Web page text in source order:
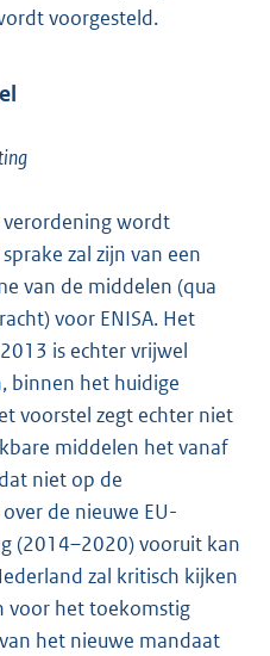
voorgesteld.
wordt
zal zijn van een
van de middelen (qua
voor ENISA. Het
is echter vrijwel
binnen het huidige
voorstel zegt echter niet
middelen het vanaf
niet op de
de nieuwe EU-
(2014–2020) vooruit kan
zal kritisch kijken
voor het toekomstig
het nieuwe mandaat